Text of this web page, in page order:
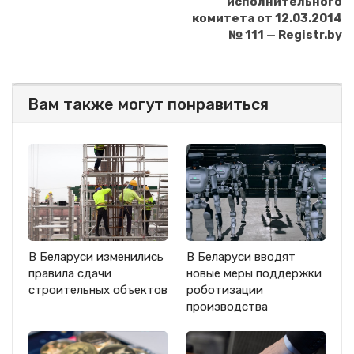
комитета от 12.03.2014
№ 111 — Registr.by
Вам также могут понравиться
В Беларуси изменились
правила сдачи
строительных объектов
В Беларуси вводят
новые меры поддержки
роботизации
производства